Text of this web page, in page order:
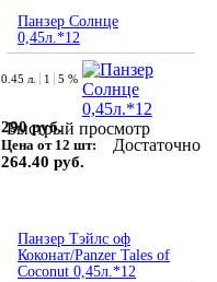
Панзер Солнце
0,45л.*12
Быстрый просмотр
0.45 л. 1 5 %
290 руб.
Цена от 12 шт:
264.40 руб.
Достаточно
Панзер Тэйлс оф
Коконат/Panzer Tales of
Coconut 0,45л.*12